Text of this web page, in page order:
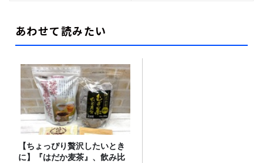
あわせて読みたい
【ちょっぴり贅沢したいとき
に】『はだか麦茶』、飲み比